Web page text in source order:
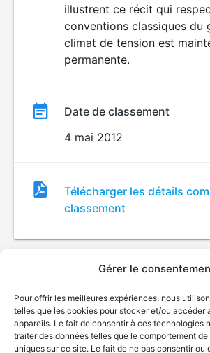
Gérer le
Pour offrir les meilleures expériences, nous
telles que les cookies pour stocker et/ou accéder
appareils. Le fait de consentir à ces technologies
traiter des données telles que le comportement
uniques sur ce site. Le fait de ne pas consentir ou
illustrent ce récit qui
conventions classiques du
climat de tension est
permanente.
Date de classement
4 mai 2012
Fichier
de
classement
Télécharger les détails
classement